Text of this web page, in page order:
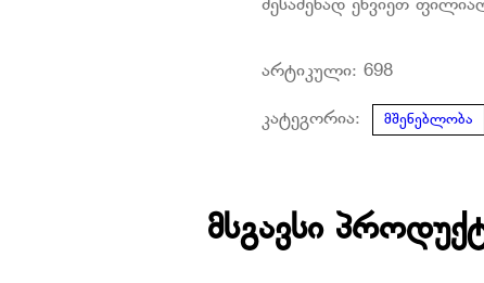
შესაძენად ეწვიეთ
არტიკული:698
კატეგორია: მშენებლობა
მსგავსი